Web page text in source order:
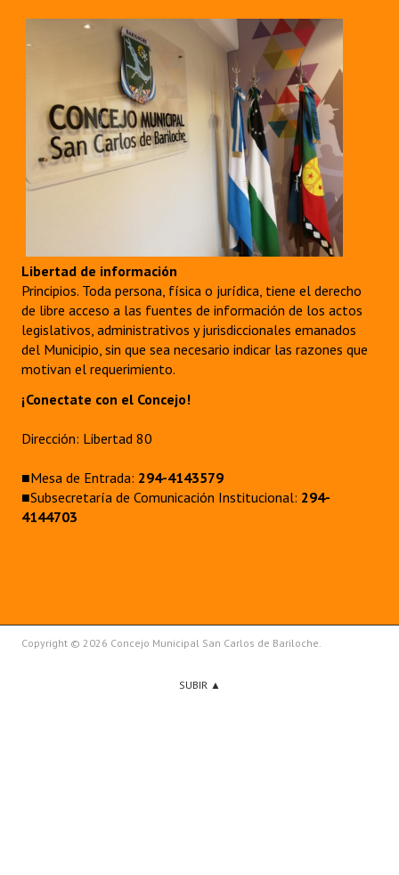
Libertad de información
Principios. Toda persona, física o jurídica, tiene el derecho
de libre acceso a las fuentes de información de los actos
legislativos, administrativos y jurisdiccionales emanados
del Municipio, sin que sea necesario indicar las razones que
motivan el requerimiento.
¡Conectate con el Concejo!
Dirección: Libertad 80
■Mesa de Entrada: 294-4143579
■Subsecretaría de Comunicación Institucional: 294-
4144703
Copyright © 2026 Concejo Municipal San Carlos de Bariloche.
SUBIR ▲